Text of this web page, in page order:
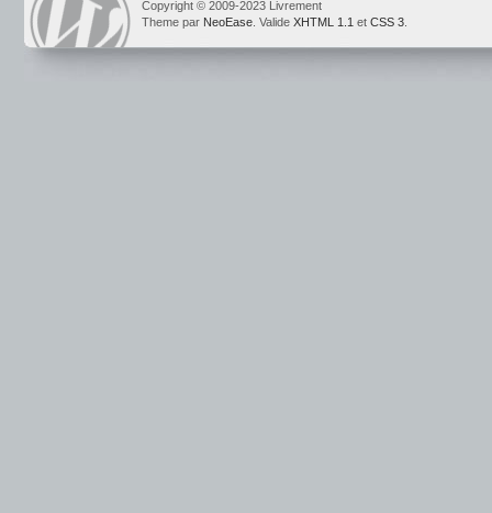
Copyright © 2009-2023 Livrement
Theme par NeoEase . Valide XHTML 1.1 et CSS 3